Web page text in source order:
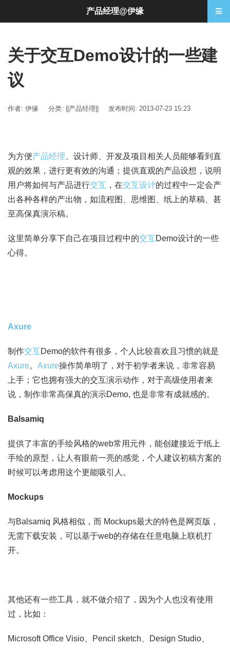
关于交互Demo设计的一些建
议
作者: 伊缘 分类: ||产品经理|| 发布时间: 2013-07-23 15:23
为方便产品经理 、设计师、开发及项目相关人员能够看到直
观的效果，进行更有效的沟通；提供直观的产品设想，说明
用户将如何与产品进行交互 ，在交互设计的过程中一定会产
出各种各样的产出物，如流程图、思维图、纸上的草稿、甚
至高保真演示稿。
这里简单分享下自己在项目过程中的交互Demo设计的一些
心得。
Axure
制作交互Demo的软件有很多，个人比较喜欢且习惯的就是
Axure。 Axure操作简单明了，对于初学者来说，非常容易
上手；它也拥有强大的交互演示动作，对于高级使用者来
说，制作非常高保真的演示Demo, 也是非常有成就感的。
Balsamiq
提供了丰富的手绘风格的web常用元件，能创建接近于纸上
手绘的原型，让人有眼前一亮的感觉，个人建议初稿方案的
时候可以考虑用这个更能吸引人。
Mockups
与Balsamiq 风格相似，而 Mockups最大的特色是网页版，
无需下载安装，可以基于web的存储在任意电脑上联机打
开。
其他还有一些工具，就不做介绍了，因为个人也没有使用
过，比如：
Microsoft Office Visio、Pencil sketch、Design Studio、
产品经理@伊缘